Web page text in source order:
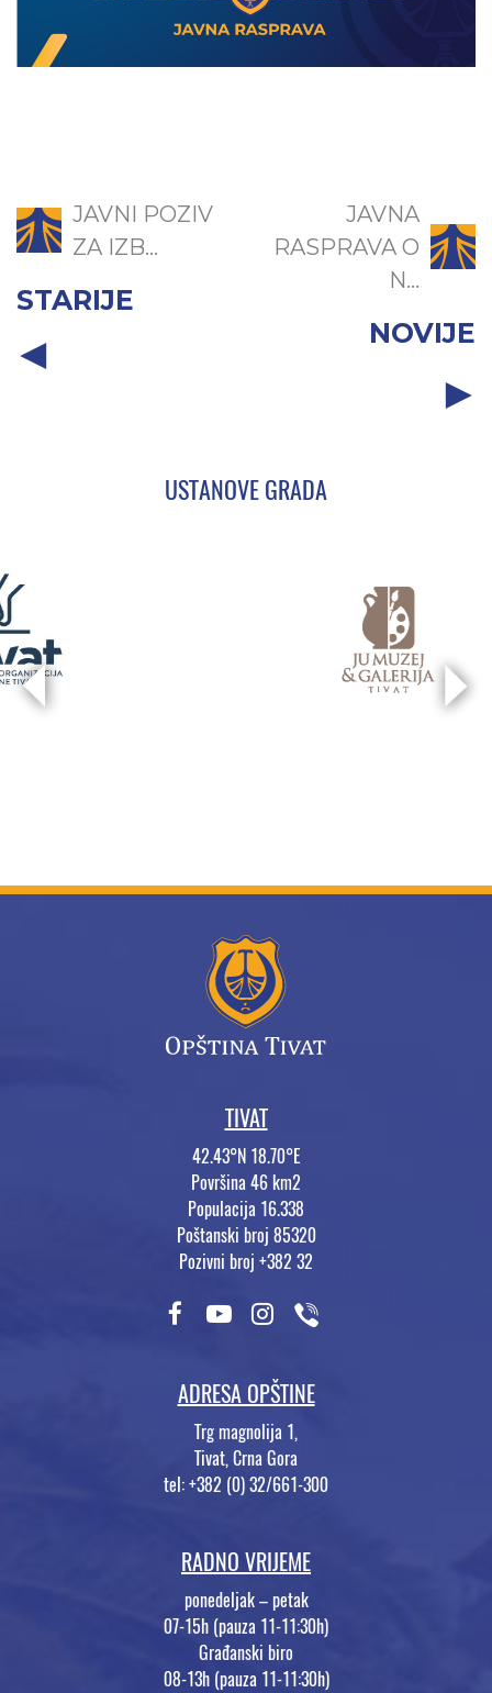
JAVNI POZIV
ZA IZB...
STARIJE
JAVNA
RASPRAVA O
N...
NOVIJE
USTANOVE GRADA
TIVAT
42.43°N 18.70°E
Površina 46 km2
Populacija 16.338
Poštanski broj 85320
Pozivni broj +382 32
ADRESA OPŠTINE
Trg magnolija 1,
Tivat, Crna Gora
tel: +382 (0) 32/661-300
RADNO VRIJEME
ponedeljak – petak
07-15h (pauza 11-11:30h)
Građanski biro
08-13h (pauza 11-11:30h)